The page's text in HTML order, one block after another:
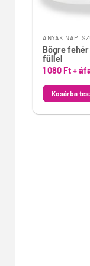
Bögre fehér
füllel
1 080Ft+
Kosárba